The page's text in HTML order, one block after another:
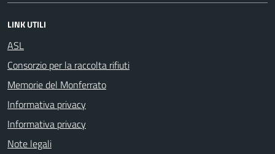
LINK UTILI
ASL
Consorzio per la raccolta rifiuti
Memorie del Monferrato
Informativa privacy
Informativa privacy
Note legali